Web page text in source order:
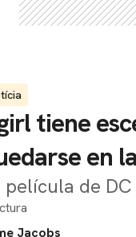
tiene
en
película de
Jacobs